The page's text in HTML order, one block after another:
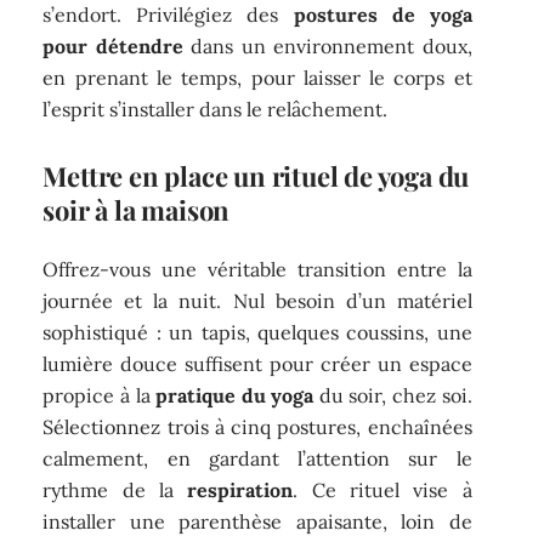
s’endort. Privilégiez des postures de yoga
pour détendre dans un environnement doux,
en prenant le temps, pour laisser le corps et
l’esprit s’installer dans le relâchement.
Mettre en place un rituel de yoga du
soir à la maison
Offrez-vous une véritable transition entre la
journée et la nuit. Nul besoin d’un matériel
sophistiqué : un tapis, quelques coussins, une
lumière douce suffisent pour créer un espace
propice à lapratique du yogadu soir, chez soi.
Sélectionnez trois à cinq postures, enchaînées
calmement, en gardant l’attention sur le
rythme de larespiration. Ce rituel vise à
installer une parenthèse apaisante, loin de